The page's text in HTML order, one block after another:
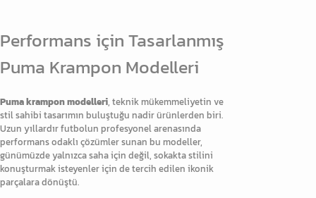
Performans için Tasarlanmış
Puma Krampon Modelleri
Puma kramponmodelleri, teknik mükemmeliyetin ve
stil sahibi tasarımın buluştuğu nadir ürünlerden biri.
Uzun yıllardır futbolun profesyonel arenasında
performans odaklı çözümler sunan bu modeller,
günümüzde yalnızca saha için değil, sokakta stilini
konuşturmak isteyenler için de tercih edilen ikonik
parçalara dönüştü.